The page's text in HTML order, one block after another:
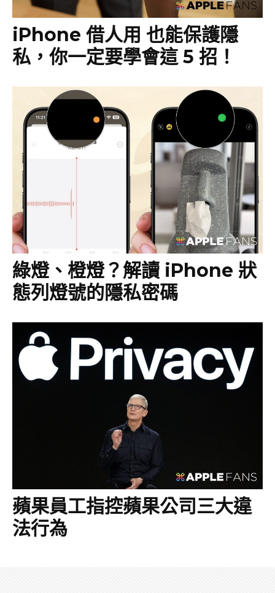
iPhone 借人用 也能保護隱
私，你一定要學會這 5 招！
綠燈、橙燈？解讀 iPhone 狀
態列燈號的隱私密碼
蘋果員工指控蘋果公司三大違
法行為